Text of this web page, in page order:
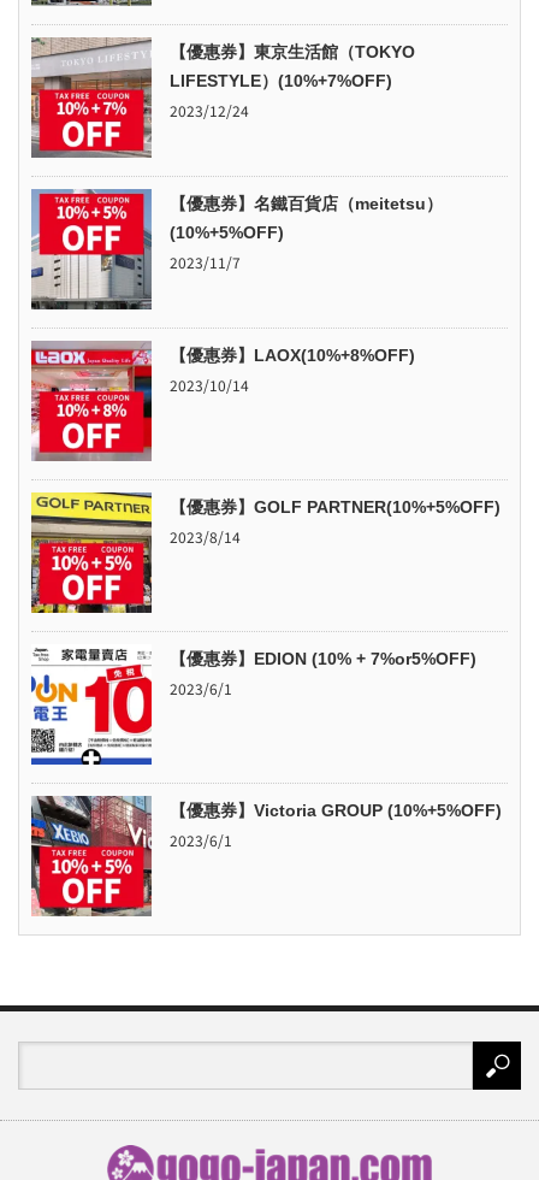
【優惠券】東京生活館（TOKYO
LIFESTYLE）(10%+7%OFF)
2023/12/24
【優惠券】名鐵百貨店（meitetsu）
(10%+5%OFF)
2023/11/7
【優惠券】LAOX(10%+8%OFF)
2023/10/14
【優惠券】GOLF PARTNER(10%+5%OFF)
2023/8/14
【優惠券】EDION (10% + 7%or5%OFF)
2023/6/1
【優惠券】Victoria GROUP (10%+5%OFF)
2023/6/1